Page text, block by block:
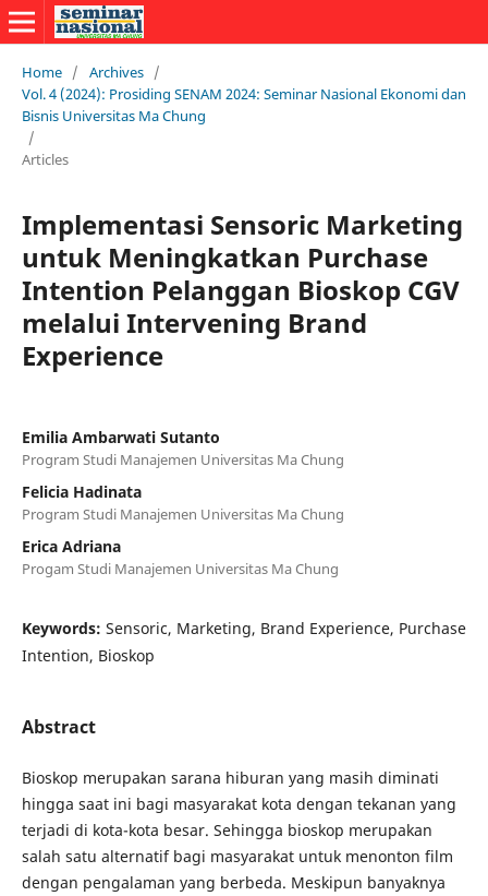
Home / Archives /
Vol. 4 (2024): Prosiding SENAM 2024: Seminar Nasional Ekonomi dan
Bisnis Universitas Ma Chung
/
Articles
Implementasi Sensoric Marketing
untuk Meningkatkan Purchase
Intention Pelanggan Bioskop CGV
melalui Intervening Brand
Experience
Emilia Ambarwati Sutanto
Program Studi Manajemen Universitas Ma Chung
Felicia Hadinata
Program Studi Manajemen Universitas Ma Chung
Erica Adriana
Progam Studi Manajemen Universitas Ma Chung
Keywords: Sensoric, Marketing, Brand Experience, Purchase
Intention, Bioskop
Abstract
Bioskop merupakan sarana hiburan yang masih diminati
hingga saat ini bagi masyarakat kota dengan tekanan yang
terjadi di kota-kota besar. Sehingga bioskop merupakan
salah satu alternatif bagi masyarakat untuk menonton film
dengan pengalaman yang berbeda. Meskipun banyaknya